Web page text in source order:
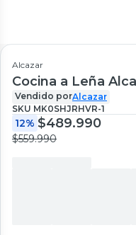
Alcazar
Cocina a Leña
Vendido porAlcazar
SKU MK0SHJRHVR-1
12% $489.990
$559.990